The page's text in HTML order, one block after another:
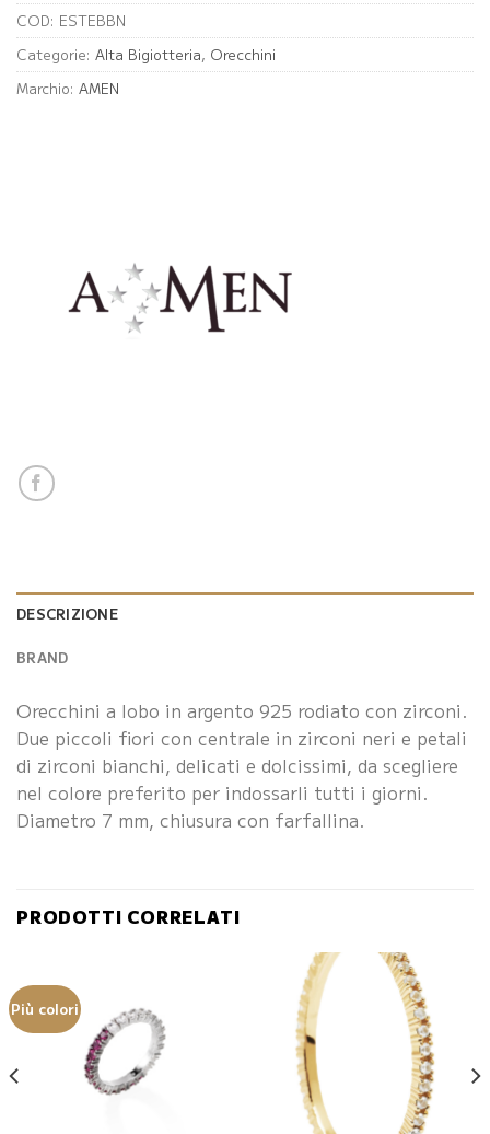
COD: ESTEBBN
Categorie: Alta Bigiotteria, Orecchini
Marchio: AMEN
DESCRIZIONE
BRAND
Orecchini a lobo in argento 925 rodiato con zirconi.
Due piccoli fiori con centrale in zirconi neri e petali
di zirconi bianchi, delicati e dolcissimi, da scegliere
nel colore preferito per indossarli tutti i giorni.
Diametro 7 mm, chiusura con farfallina.
PRODOTTI CORRELATI
Più colori